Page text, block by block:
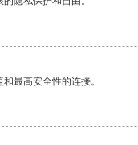
最高安全性的连接。